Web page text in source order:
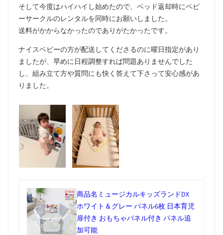
そして今度はハイハイし始めたので、ベッド返却時にベビ
ーサークルのレンタルを同時にお願いしました。
送料がかからなかったのでありがたかったです。
ナイスベビーの方が配送してくださるのに曜日指定があり
ましたが、早めに日程調整すれば問題ありませんでした
し、組み立て方や質問にも快く答えて下さって安心感があ
りました。
商品名 ミュージカルキッズランドDX
ホワイト＆グレー パネル6枚 日本育児
扉付き おもちゃパネル付き パネル追
加可能